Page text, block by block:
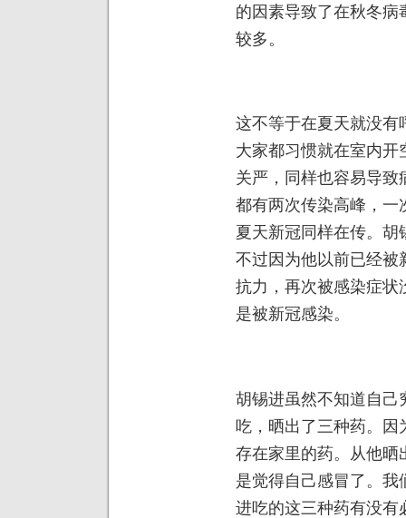
的因素导致了在秋冬
较多。
这不等于在夏天就没有
大家都习惯就在室内
关严，同样也容易导
都有两次传染高峰，一
夏天新冠同样在传。
不过因为他以前已经被
抗力，再次被感染症状
是被新冠感染。
胡锡进虽然不知道自己
吃，晒出了三种药。因
存在家里的药。从他晒
是觉得自己感冒了。
进吃的这三种药有没有